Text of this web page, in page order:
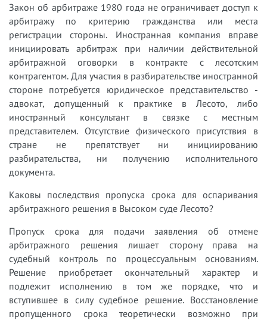
Закон об арбитраже 1980 года не ограничивает доступ к
арбитражу по критерию гражданства или места
регистрации стороны. Иностранная компания вправе
инициировать арбитраж при наличии действительной
арбитражной оговорки в контракте с лесотским
контрагентом. Для участия в разбирательстве иностранной
стороне потребуется юридическое представительство -
адвокат, допущенный к практике в Лесото, либо
иностранный консультант в связке с местным
представителем. Отсутствие физического присутствия в
стране не препятствует ни инициированию
разбирательства, ни получению исполнительного
документа.
Каковы последствия пропуска срока для оспаривания
арбитражного решения в Высоком суде Лесото?
Пропуск срока для подачи заявления об отмене
арбитражного решения лишает сторону права на
судебный контроль по процессуальным основаниям.
Решение приобретает окончательный характер и
подлежит исполнению в том же порядке, что и
вступившее в силу судебное решение. Восстановление
пропущенного срока теоретически возможно при